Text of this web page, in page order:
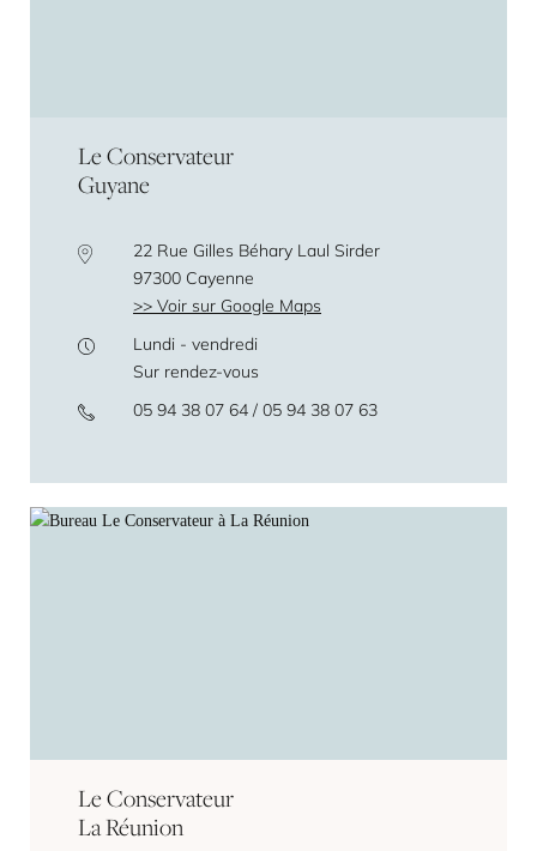
Le Conservateur
Guyane
22 Rue Gilles Béhary Laul Sirder
97300 Cayenne
Voir sur Google Maps
Lundi - vendredi
Sur rendez-vous
05 94 38 07 64 / 05 94 38 07 63
Le Conservateur
La Réunion